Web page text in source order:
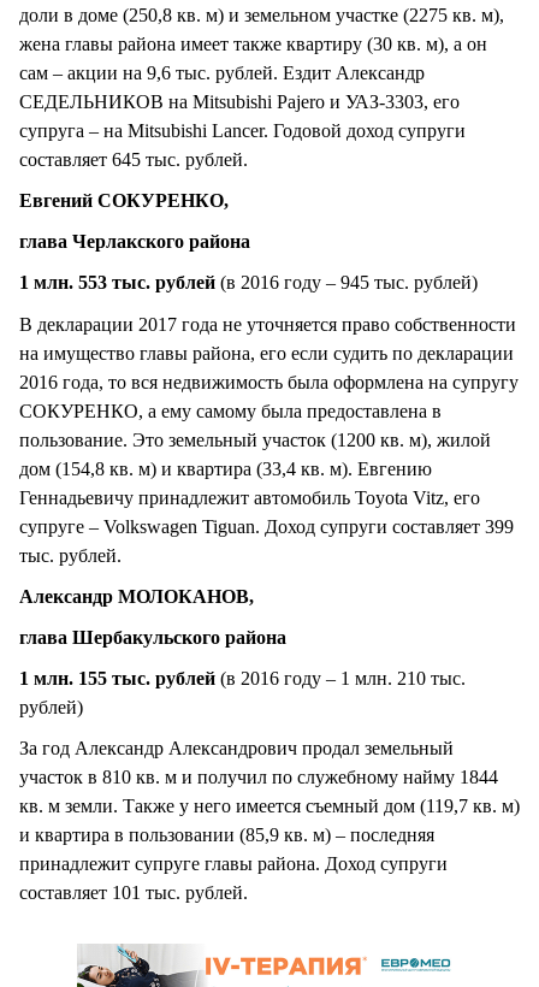
доли в доме (250,8 кв. м) и земельном участке (2275 кв. м),
жена главы района имеет также квартиру (30 кв. м), а он
сам – акции на 9,6 тыс. рублей. Ездит Александр
СЕДЕЛЬНИКОВ на Mitsubishi Pajero и УАЗ-3303, его
супруга – на Mitsubishi Lancer. Годовой доход супруги
составляет 645 тыс. рублей.
Евгений СОКУРЕНКО,
глава Черлакского района
1 млн. 553 тыс. рублей (в 2016 году – 945 тыс. рублей)
В декларации 2017 года не уточняется право собственности
на имущество главы района, его если судить по декларации
2016 года, то вся недвижимость была оформлена на супругу
СОКУРЕНКО, а ему самому была предоставлена в
пользование. Это земельный участок (1200 кв. м), жилой
дом (154,8 кв. м) и квартира (33,4 кв. м). Евгению
Геннадьевичу принадлежит автомобиль Toyota Vitz, его
супруге – Volkswagen Tiguan. Доход супруги составляет 399
тыс. рублей.
Александр МОЛОКАНОВ,
глава Шербакульского района
1 млн. 155 тыс. рублей (в 2016 году – 1 млн. 210 тыс.
рублей)
За год Александр Александрович продал земельный
участок в 810 кв. м и получил по служебному найму 1844
кв. м земли. Также у него имеется съемный дом (119,7 кв. м)
и квартира в пользовании (85,9 кв. м) – последняя
принадлежит супруге главы района. Доход супруги
составляет 101 тыс. рублей.